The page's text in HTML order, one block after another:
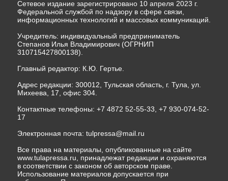
Сетевое издание зарегистрировано 10 апреля 2023 г.
Федеральной службой по надзору в сфере связи,
информационных технологий и массовых коммуникаций.
Учредитель: индивидуальный предприниматель
Степанов Илья Владимирович (ОГРНИП
310715427800138).
Главный редактор: К.Ю. Гертье.
Адрес редакции: 300012, Тульская область, г. Тула, ул.
Михеева, 17, офис 304.
Контактные телефоны: +7 4872 52-55-33, +7 930-074-52-
17
Электронная почта: tulpressa@mail.ru
Все права на материалы, опубликованные на сайте
www.tulapressa.ru, принадлежат редакции и охраняются
в соответствии с законом об авторском праве.
Использование материалов допускается при